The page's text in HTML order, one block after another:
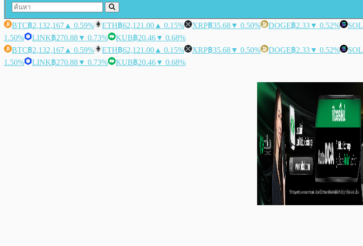
BTC฿2,132,167 ▲ 0.59% ETH฿62,121.00 ▲ 0.15% XRP฿35.68▼ 0.50% DOGE฿2.33▼ 0.52% SOL
1.50%
LINK฿270.88▼ 0.73% KUB฿20.46▼ 0.68%
BTC฿2,132,167 ▲ 0.59% ETH฿62,121.00 ▲ 0.15% XRP฿35.68▼ 0.50% DOGE฿2.33▼ 0.52% SOL
1.50%
LINK฿270.88▼ 0.73% KUB฿20.46▼ 0.68%